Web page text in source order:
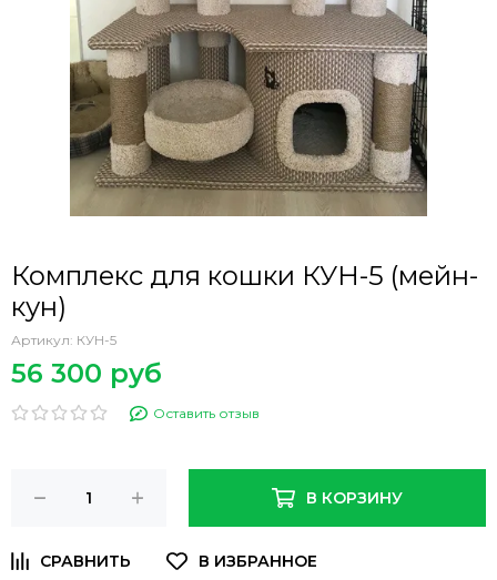
Комплекс для кошки КУН-5 (мейн-
кун)
Артикул: КУН-5
56 300 руб
Оставить отзыв
В КОРЗИНУ